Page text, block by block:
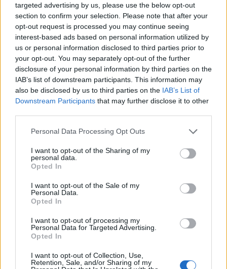
targeted advertising by us, please use the below opt-out
section to confirm your selection. Please note that after your
opt-out request is processed you may continue seeing
interest-based ads based on personal information utilized by
us or personal information disclosed to third parties prior to
your opt-out. You may separately opt-out of the further
disclosure of your personal information by third parties on the
IAB’s list of downstream participants. This information may
also be disclosed by us to third parties on the IAB’s List of
Downstream Participants that may further disclose it to other
Personal Data Processing Opt Outs
I want to opt-out of the Sharing of my
personal data.
Opted In
I want to opt-out of the Sale of my
Personal Data.
Opted In
I want to opt-out of processing my
Personal Data for Targeted Advertising.
Opted In
I want to opt-out of Collection, Use,
Retention, Sale, and/or Sharing of my
20:38
Όμιλος ΔΕΗ: Νέα συμφωνία για χαρτοφυλάκιο έργων ΑΠΕ
άνω των 2 GW σε Πολωνία και Ουγγαρία
20:37
Σε ρυθμούς Σούπερ Καπ στον ΟΦΗ
Βόρεια Κορέα: Σούπα με κρέας σκύλου συστήνουν τα
κρατικά ΜΜΕ ως διέξοδο στον καύσωνα
20:28
Εθνικό Ίδρυμα «Ελευθέριος Κ. Βενιζέλος» - Παράρτημα
Αμερικής: Δημιουργεί το πρώτο Κληροδότημά του!
Σητεία: Φωτιά στα Αχλάδια - Μεγάλη κινητοποίηση από
την Πυροσβεστική! (Βίντεο)
Ρέθυμνο: Φωτιά σε σπίτι προκάλεσε αναστάτωση στην
Καλλιθέα
19:59
Μαρούσι: Συνελήφθη 35χρονος με 106 συσκευασίες